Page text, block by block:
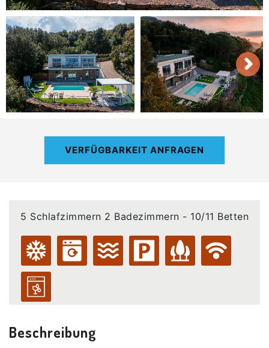
VERFÜGBARKEIT ANFRAGEN
5 Schlafzimmern 2 Badezimmern - 10/11 Betten
Beschreibung